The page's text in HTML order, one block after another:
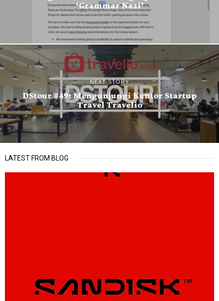
‘Grammar Nazi’
NEXT STORY
DStour #49: Mengunjungi Kantor Startup
Travel Travelio
LATEST FROM BLOG